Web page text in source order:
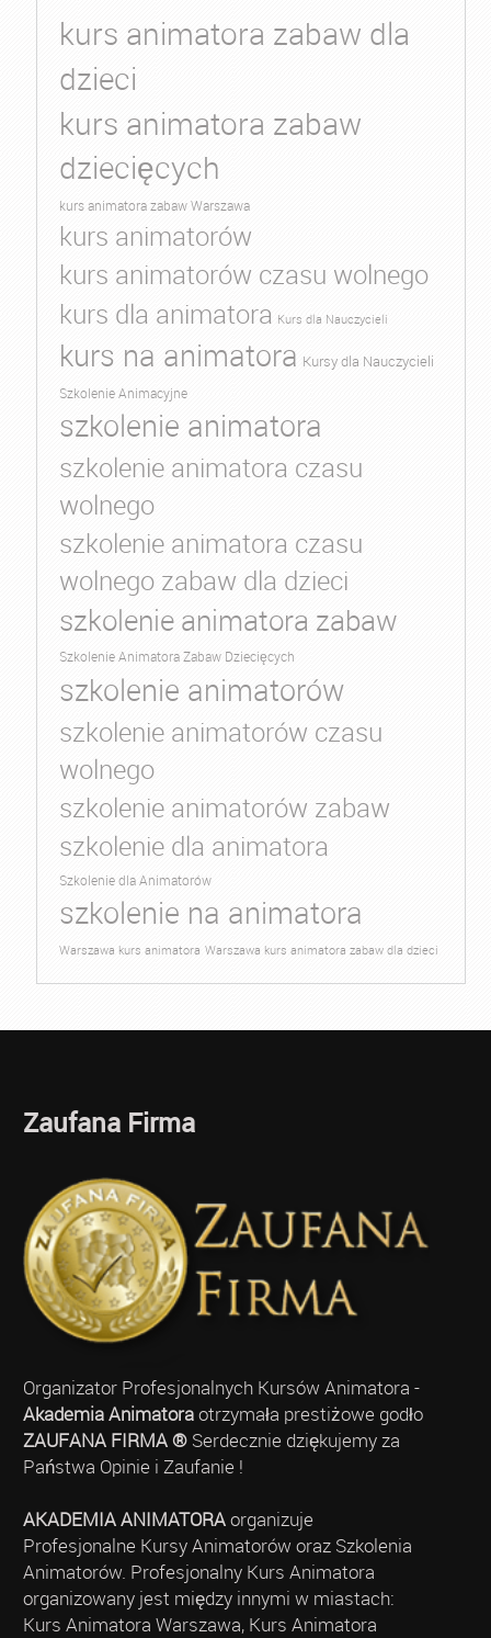
kurs animatora zabaw dla
dzieci
kurs animatora zabaw
dziecięcych
kurs animatora zabaw Warszawa
kurs animatorów
kurs animatorów czasu wolnego
kurs dla animatora Kurs dla Nauczycieli
kurs na animatora Kursy dla Nauczycieli
Szkolenie Animacyjne
szkolenie animatora
szkolenie animatora czasu
wolnego
szkolenie animatora czasu
wolnego zabaw dla dzieci
szkolenie animatora zabaw
Szkolenie Animatora Zabaw Dziecięcych
szkolenie animatorów
szkolenie animatorów czasu
wolnego
szkolenie animatorów zabaw
szkolenie dla animatora
Szkolenie dla Animatorów
szkolenie na animatora
Warszawa kurs animatora Warszawa kurs animatora zabaw dla dzieci
Zaufana Firma
Organizator Profesjonalnych Kursów Animatora -
Akademia Animatoraotrzymała prestiżowe godło
ZAUFANA FIRMA ®Serdecznie dziękujemy za
Państwa Opinie i Zaufanie !
AKADEMIA ANIMATORAorganizuje
Profesjonalne Kursy Animatorów oraz Szkolenia
Animatorów. Profesjonalny Kurs Animatora
organizowany jest między innymi w miastach:
Kurs Animatora Warszawa, Kurs Animatora